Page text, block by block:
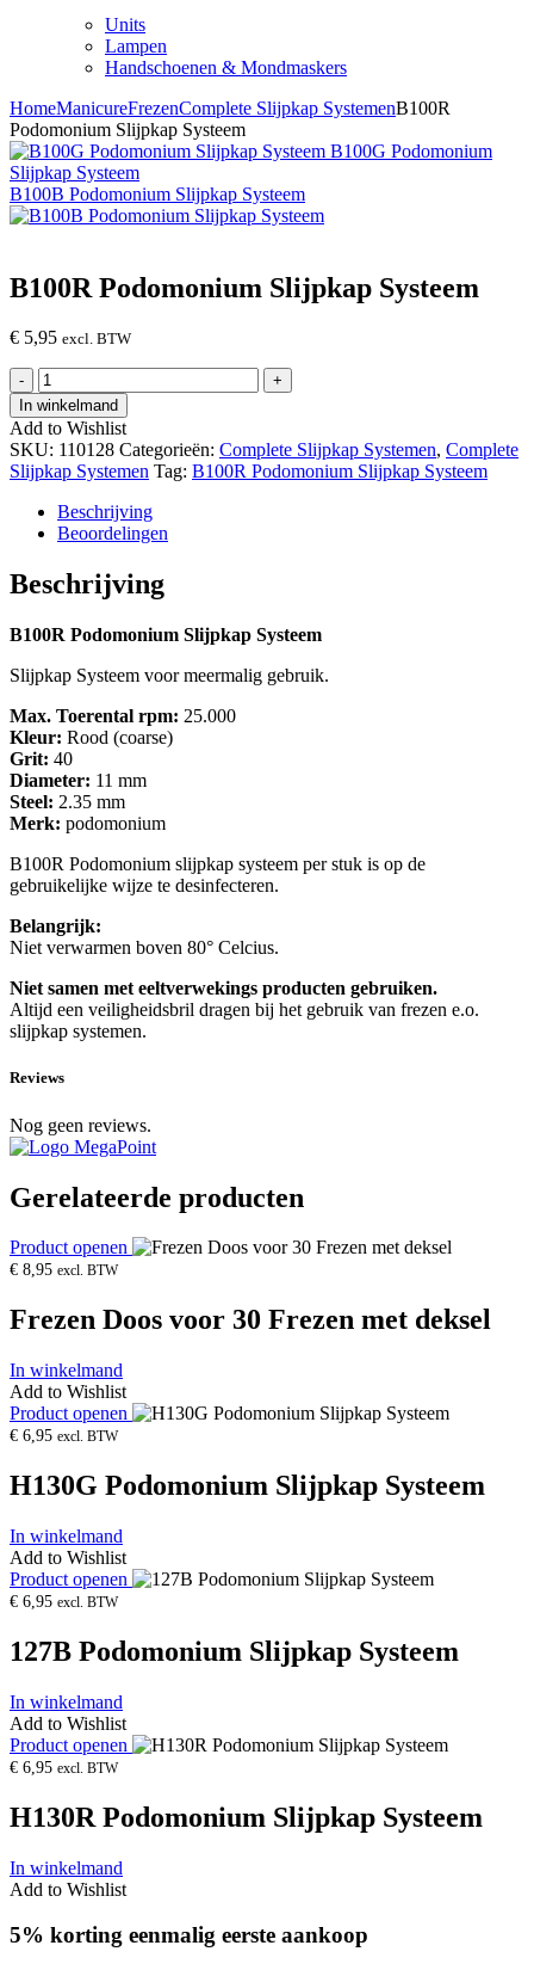
Units
Lampen
Handschoenen & Mondmaskers
HomeManicureFrezenComplete Slijpkap SystemenB100R
Podomonium Slijpkap Systeem
B100G Podomonium
Slijpkap Systeem
B100B Podomonium Slijpkap Systeem
B100R Podomonium Slijpkap Systeem
€ 5,95 excl. BTW
-
B100R
Podomonium
Slijpkap
Systeem
hoeveelheid
+
In winkelmand
Add to Wishlist
SKU: 110128 Categorieën: Complete Slijpkap Systemen, Complete
Slijpkap Systemen Tag: B100R Podomonium Slijpkap Systeem
Beschrijving
Beoordelingen
Beschrijving
B100R Podomonium Slijpkap Systeem
Slijpkap Systeem voor meermalig gebruik.
Max. Toerental rpm: 25.000
Kleur: Rood (coarse)
Grit: 40
Diameter: 11 mm
Steel: 2.35 mm
Merk: podomonium
B100R Podomonium slijpkap systeem per stuk is op de
gebruikelijke wijze te desinfecteren.
Belangrijk:
Niet verwarmen boven 80° Celcius.
Niet samen met eeltverwekings producten gebruiken.
Altijd een veiligheidsbril dragen bij het gebruik van frezen e.o.
slijpkap systemen.
Reviews
Nog geen reviews.
Gerelateerde producten
Product openen
€ 8,95 excl. BTW
Frezen Doos voor 30 Frezen met deksel
In winkelmand
Add to Wishlist
Product openen
€ 6,95 excl. BTW
H130G Podomonium Slijpkap Systeem
In winkelmand
Add to Wishlist
Product openen
€ 6,95 excl. BTW
127B Podomonium Slijpkap Systeem
In winkelmand
Add to Wishlist
Product openen
€ 6,95 excl. BTW
H130R Podomonium Slijpkap Systeem
In winkelmand
Add to Wishlist
5% korting eenmalig eerste aankoop